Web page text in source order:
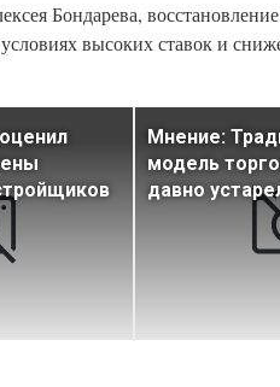
Бондарева, восстановление
высоких ставок и
Мнение:
модель
давно